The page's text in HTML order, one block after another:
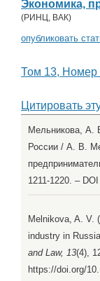
Экономика,
(РИНЦ, ВАК)
опубликовать
Том 13, Номер
Цитировать
Мельникова, А.
России / А. В.
1211-1220. –
Melnikova, A. V.
industry in
and Law, 13(4),
https://doi.org/